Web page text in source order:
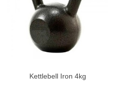
Kettlebell Iron 4kg